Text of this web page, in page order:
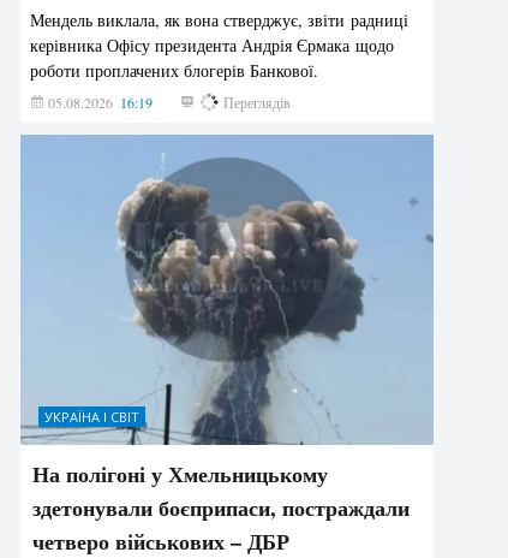
Мендель виклала, як вона стверджує, звіти радниці
керівника Офісу президента Андрія Єрмака щодо
роботи проплачених блогерів Банкової.
05.08.2026 16:19 191 Переглядів
УКРАЇНА І СВІТ
На полігоні у Хмельницькому
здетонували боєприпаси, постраждали
четверо військових – ДБР